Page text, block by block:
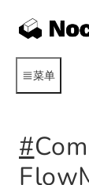
菜单
#